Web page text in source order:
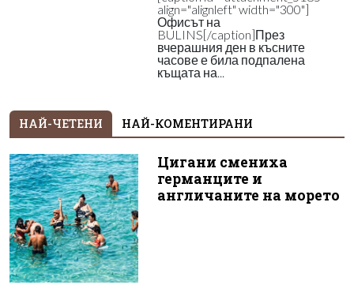
align="alignleft" width="300"]
Офисът на
BULINS[/caption]През
вчерашния ден в късните
часове е била подпалена
къщата на...
НАЙ-ЧЕТЕНИ НАЙ-КОМЕНТИРАНИ
Цигани смениха
германците и
англичаните на морето